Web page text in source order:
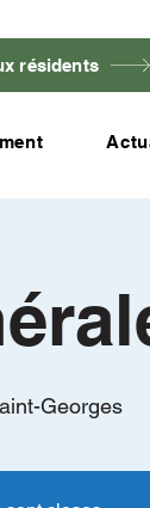
résidents
Georges